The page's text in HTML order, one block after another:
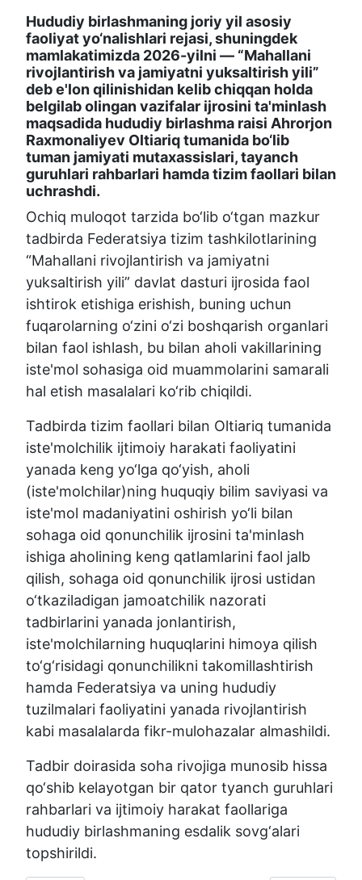
Hududiy birlashmaning joriy yil asosiy
faoliyat yo‘nalishlari rejasi, shuningdek
mamlakatimizda 2026-yilni — “Mahallani
rivojlantirish va jamiyatni yuksaltirish yili”
deb e'lon qilinishidan kelib chiqqan holda
belgilab olingan vazifalar ijrosini ta'minlash
maqsadida hududiy birlashma raisi Ahrorjon
Raxmonaliyev Oltiariq tumanida bo‘lib
tuman jamiyati mutaxassislari, tayanch
guruhlari rahbarlari hamda tizim faollari bilan
uchrashdi.
Ochiq muloqot tarzida bo‘lib o‘tgan mazkur
tadbirda Federatsiya tizim tashkilotlarining
“Mahallani rivojlantirish va jamiyatni
yuksaltirish yili” davlat dasturi ijrosida faol
ishtirok etishiga erishish, buning uchun
fuqarolarning o‘zini o‘zi boshqarish organlari
bilan faol ishlash, bu bilan aholi vakillarining
iste'mol sohasiga oid muammolarini samarali
hal etish masalalari ko‘rib chiqildi.
Tadbirda tizim faollari bilan Oltiariq tumanida
iste'molchilik ijtimoiy harakati faoliyatini
yanada keng yo‘lga qo‘yish, aholi
(iste'molchilar)ning huquqiy bilim saviyasi va
iste'mol madaniyatini oshirish yo‘li bilan
sohaga oid qonunchilik ijrosini ta'minlash
ishiga aholining keng qatlamlarini faol jalb
qilish, sohaga oid qonunchilik ijrosi ustidan
o‘tkaziladigan jamoatchilik nazorati
tadbirlarini yanada jonlantirish,
iste'molchilarning huquqlarini himoya qilish
to‘g‘risidagi qonunchilikni takomillashtirish
hamda Federatsiya va uning hududiy
tuzilmalari faoliyatini yanada rivojlantirish
kabi masalalarda fikr-mulohazalar almashildi.
Tadbir doirasida soha rivojiga munosib hissa
qo‘shib kelayotgan bir qator tyanch guruhlari
rahbarlari va ijtimoiy harakat faollariga
hududiy birlashmaning esdalik sovg‘alari
topshirildi.